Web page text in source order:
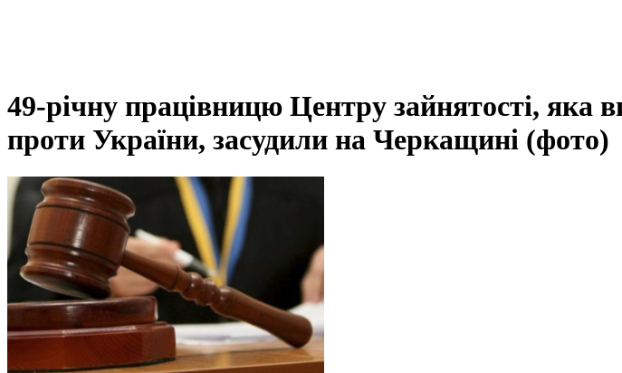
49-річну працівницю Центру зайнятості, яка
проти України, засудили на Черкащині (фото)